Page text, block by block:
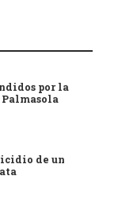
por la
Palmasola
de un